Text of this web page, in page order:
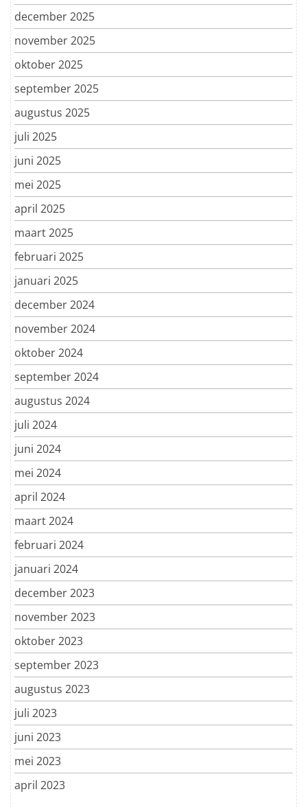
december 2025
november 2025
oktober 2025
september 2025
augustus 2025
juli 2025
juni 2025
mei 2025
april 2025
maart 2025
februari 2025
januari 2025
december 2024
november 2024
oktober 2024
september 2024
augustus 2024
juli 2024
juni 2024
mei 2024
april 2024
maart 2024
februari 2024
januari 2024
december 2023
november 2023
oktober 2023
september 2023
augustus 2023
juli 2023
juni 2023
mei 2023
april 2023